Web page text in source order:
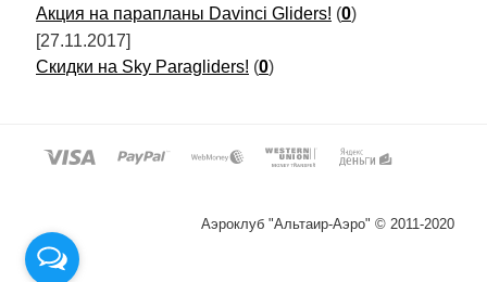
Акция на парапланы Davinci Gliders! (0)
[27.11.2017]
Скидки на Sky Paragliders! (0)
Аэроклуб "Альтаир-Аэро" © 2011-2020